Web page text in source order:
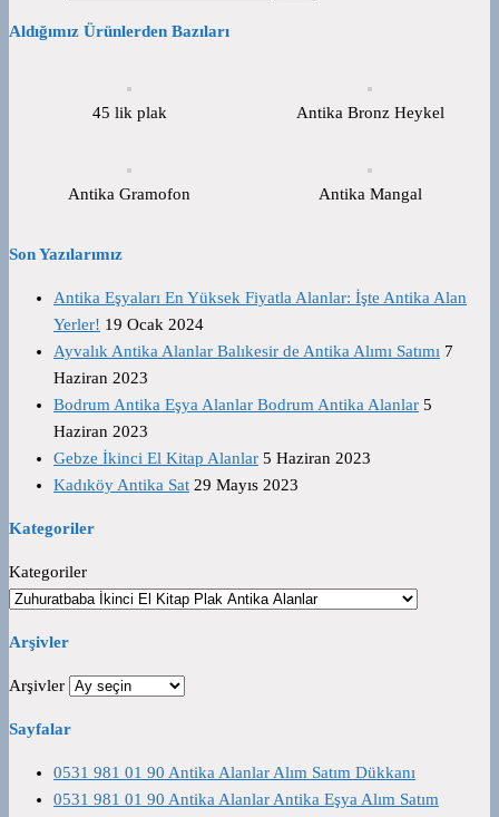
Aldığımız Ürünlerden Bazıları
45 lik plak Antika Bronz Heykel
Antika Gramofon Antika Mangal
Son Yazılarımız
Antika Eşyaları En Yüksek Fiyatla Alanlar: İşte Antika Alan
Yerler! 19 Ocak 2024
Ayvalık Antika Alanlar Balıkesir de Antika Alımı Satımı 7
Haziran 2023
Bodrum Antika Eşya Alanlar Bodrum Antika Alanlar 5
Haziran 2023
Gebze İkinci El Kitap Alanlar 5 Haziran 2023
Kadıköy Antika Sat 29 Mayıs 2023
Kategoriler
Kategoriler
Arşivler
Arşivler
Sayfalar
0531 981 01 90 Antika Alanlar Alım Satım Dükkanı
0531 981 01 90 Antika Alanlar Antika Eşya Alım Satım